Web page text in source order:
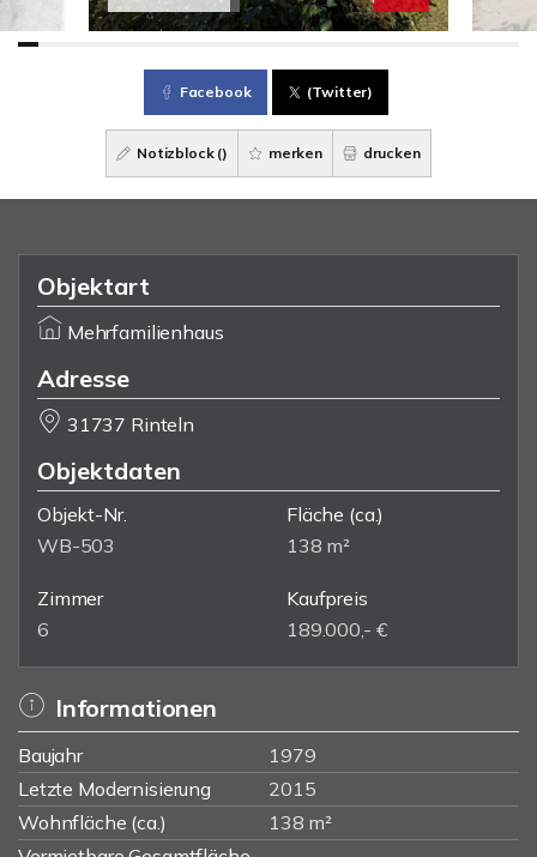
Facebook (Twitter)
Notizblock () merken drucken
Objektart
Mehrfamilienhaus
Adresse
31737 Rinteln
Objektdaten
Objekt-Nr.
WB-503
Fläche (ca.)
138 m²
Zimmer
6
Kaufpreis
189.000,- €
Informationen
Baujahr
1979
Letzte Modernisierung
2015
Wohnfläche (ca.)
138 m²